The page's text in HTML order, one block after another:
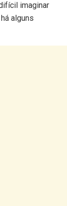
imaginar
alguns